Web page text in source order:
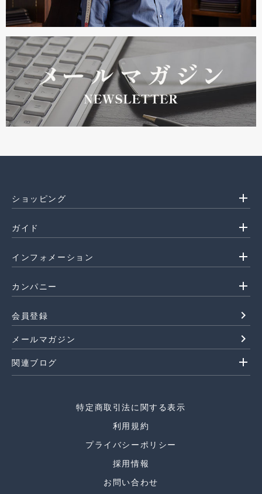
ショッピング add
ガイド add
インフォメーション add
カンパニー add
会員登録 navigate_next
メールマガジン navigate_next
関連ブログ add
特定商取引法に関する表示
利用規約
プライバシーポリシー
採用情報
お問い合わせ